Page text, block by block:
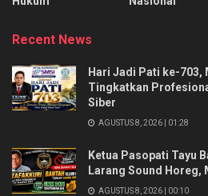
Recent News
Hari Jadi Pati ke-703,
Tingkatkan
Siber
AGUSTUS 8, 2026 | 01:28
Ketua Pasopati Tayu
Larang Sound Horeg,
AGUSTUS 8, 2026 | 00:10